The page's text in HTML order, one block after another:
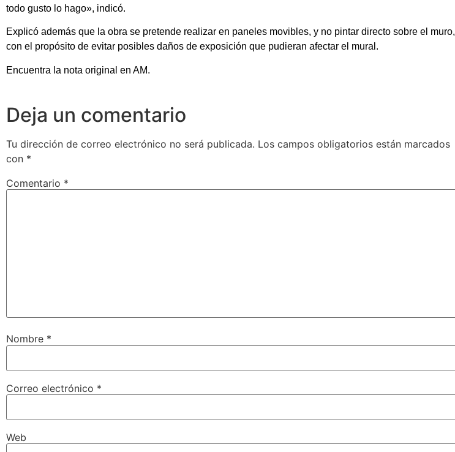
todo gusto lo hago», indicó.
Explicó además que la obra se pretende realizar en paneles movibles, y no pintar directo sobre el muro,
con el propósito de evitar posibles daños de exposición que pudieran afectar el mural.
Encuentra la nota original en AM.
Deja un comentario
Tu dirección de correo electrónico no será publicada. Los campos obligatorios están marcados
con *
Comentario *
Nombre *
Correo electrónico *
Web